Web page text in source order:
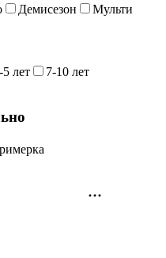
Демисезон Мульти
5 лет
7-10 лет